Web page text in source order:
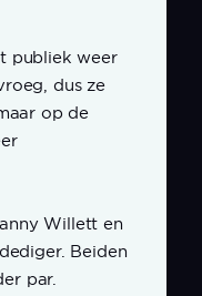
publiek weer
dus ze
op de
Willett en
Beiden
par.